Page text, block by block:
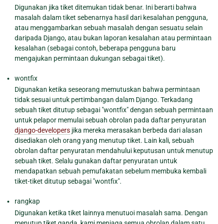
Digunakan jika tiket ditemukan tidak benar. Ini berarti bahwa
masalah dalam tiket sebenarnya hasil dari kesalahan pengguna,
atau menggambarkan sebuah masalah dengan sesuatu selain
daripada Django, atau bukan laporan kesalahan atau permintaan
kesalahan (sebagai contoh, beberapa pengguna baru
mengajukan permintaan dukungan sebagai tiket).
wontfix
Digunakan ketika seseorang memutuskan bahwa permintaan
tidak sesuai untuk pertimbangan dalam Django. Terkadang
sebuah tiket ditutup sebagai "wontfix" dengan sebuah permintaan
untuk pelapor memulai sebuah obrolan pada daftar penyuratan
django-developers jika mereka merasakan berbeda dari alasan
disediakan oleh orang yang menutup tiket. Lain kali, sebuah
obrolan daftar penyuratan mendahului keputusan untuk menutup
sebuah tiket. Selalu gunakan daftar penyuratan untuk
mendapatkan sebuah pemufakatan sebelum membuka kembali
tiket-tiket ditutup sebagai "wontfix".
rangkap
Digunakan ketika tiket lainnya menutuoi masalah sama. Dengan